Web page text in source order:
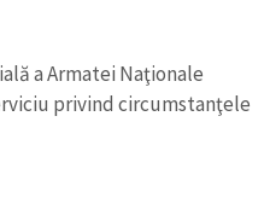
a Armatei Naţionale
privind circumstanţele